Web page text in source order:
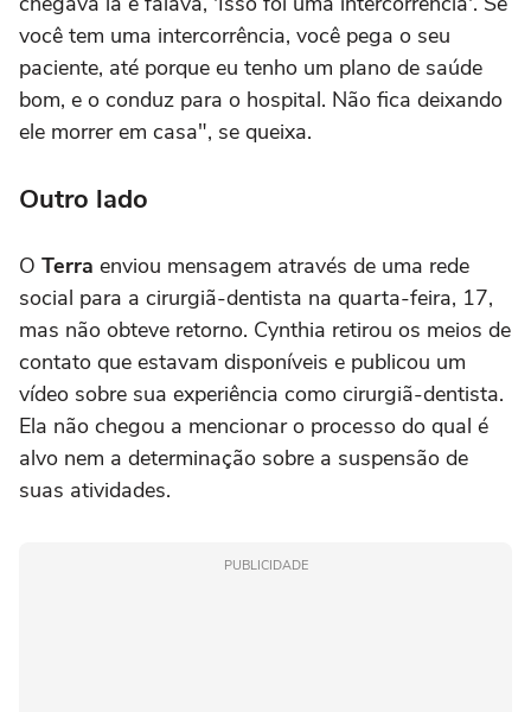
você tem uma intercorrência, você pega o seu
paciente, até porque eu tenho um plano de saúde
bom, e o conduz para o hospital. Não fica deixando
ele morrer em casa", se queixa.
Outro lado
O Terra enviou mensagem através de uma rede
social para a cirurgiã-dentista na quarta-feira, 17,
mas não obteve retorno. Cynthia retirou os meios de
contato que estavam disponíveis e publicou um
vídeo sobre sua experiência como cirurgiã-dentista.
Ela não chegou a mencionar o processo do qual é
alvo nem a determinação sobre a suspensão de
suas atividades.
PUBLICIDADE